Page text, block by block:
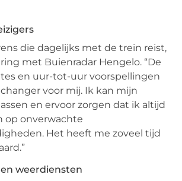
die dagelijks met de trein reist,
met Buienradar Hengelo. “De
en uur-tot-uur voorspellingen
voor mij. Ik kan mijn
en ervoor zorgen dat ik altijd
op onverwachte
Het heeft me zoveel tijd
weerdiensten